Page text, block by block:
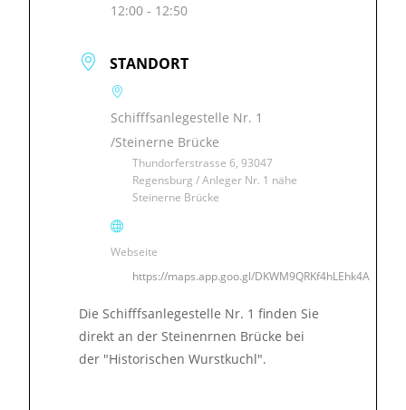
12:00 - 12:50
STANDORT
Schifffsanlegestelle Nr. 1
/Steinerne Brücke
Thundorferstrasse 6, 93047
Regensburg / Anleger Nr. 1 nähe
Steinerne Brücke
Webseite
https://maps.app.goo.gl/DKWM9QRKf4hLEhk4A
Die Schifffsanlegestelle Nr. 1 finden Sie
direkt an der Steinenrnen Brücke bei
der "Historischen Wurstkuchl".